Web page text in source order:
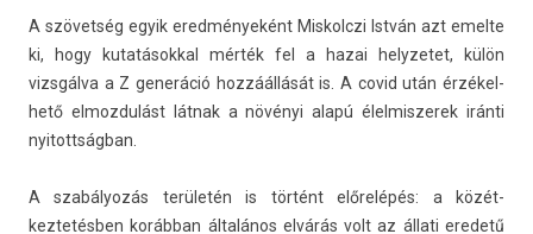
A szövetség egyik eredményeként Mis­kolczi István azt em­el­te
ki, hogy kutatásokk­al mérték fel a hazai helyzetet, külön
vizsgálva a Z generáció hozzáállását is. A covid után érzékel­
hető el­mozdulást látnak a növényi alapú élel­miszerek iránti
nyitottság­ban.
A szabályozás területén is történt előrelépés: a közét­
keztetésb­en korábban általános elvárás volt az állati eredetű